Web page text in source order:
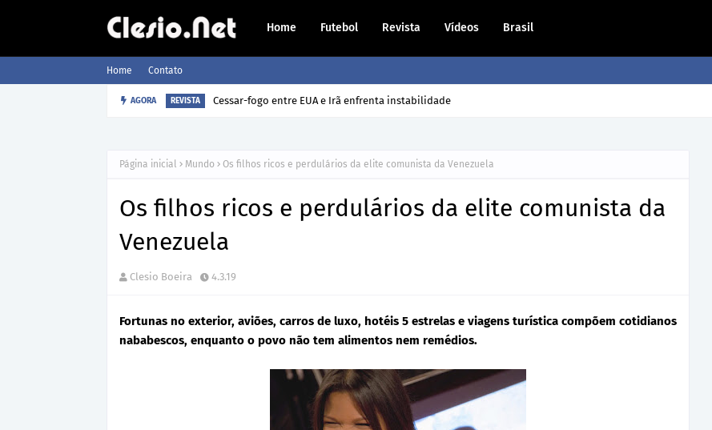
Home Futebol Revista Vídeos Brasil
Home Contato
AGORA
REVISTA Como o cão sabe a hora que o dono volta para casa?
Página inicial Mundo Os filhos ricos e perdulários da elite comunista da Venezuela
Os filhos ricos e perdulários da elite comunista da
Venezuela
Clesio Boeira 4.3.19
Fortunas no exterior, aviões, carros de luxo, hotéis 5 estrelas e viagens turística compõem cotidianos
nababescos, enquanto o povo não tem alimentos nem remédios.